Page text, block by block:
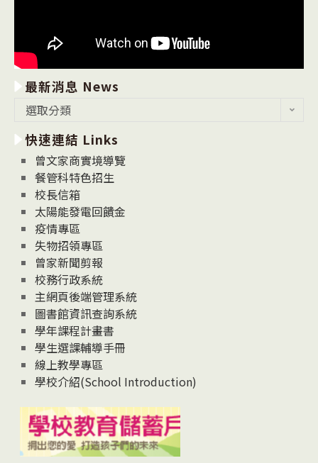
最新消息 News
消
息
News
選取分類
快速連結 Links
曾文家商實境導覽
餐管科特色招生
校長信箱
太陽能發電回饋金
疫情專區
失物招領專區
曾家新聞剪報
校務行政系統
主網頁後端管理系統
圖書館資訊查詢系統
學年課程計畫書
學生選課輔導手冊
線上教學專區
學校介紹(School Introduction)